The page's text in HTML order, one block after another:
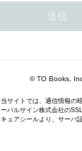
© TO Books,
当サイトでは、通信情報の
ーバルサイン株式会社の
キュアシールより、サーバ